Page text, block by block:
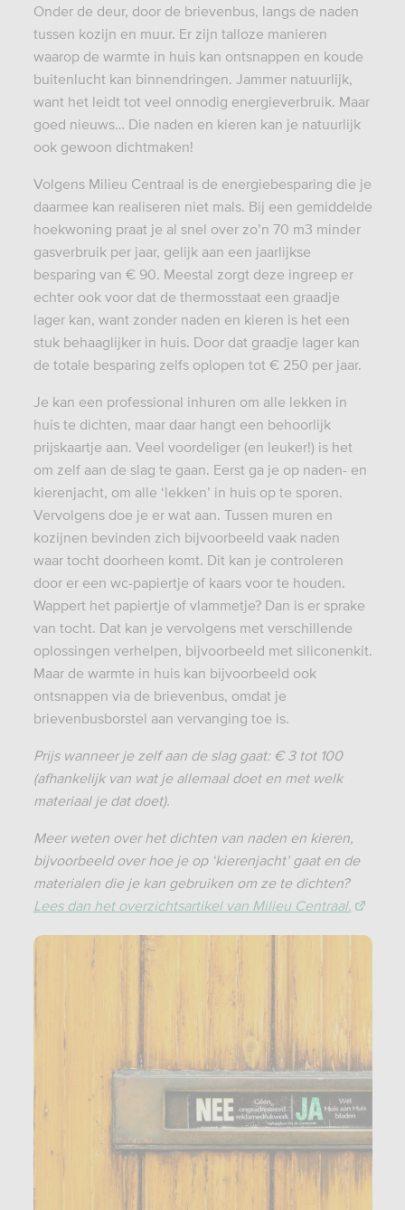
Onder de deur, door de brievenbus, langs de naden
tussen kozijn en muur. Er zijn talloze manieren
waarop de warmte in huis kan ontsnappen en koude
buitenlucht kan binnendringen. Jammer natuurlijk,
want het leidt tot veel onnodig energieverbruik. Maar
goed nieuws… Die naden en kieren kan je natuurlijk
ook gewoon dichtmaken!
Volgens Milieu Centraal is de energiebesparing die je
daarmee kan realiseren niet mals. Bij een gemiddelde
hoekwoning praat je al snel over zo’n 70 m3 minder
gasverbruik per jaar, gelijk aan een jaarlijkse
besparing van € 90. Meestal zorgt deze ingreep er
echter ook voor dat de thermosstaat een graadje
lager kan, want zonder naden en kieren is het een
stuk behaaglijker in huis. Door dat graadje lager kan
de totale besparing zelfs oplopen tot € 250 per jaar.
Je kan een professional inhuren om alle lekken in
huis te dichten, maar daar hangt een behoorlijk
prijskaartje aan. Veel voordeliger (en leuker!) is het
om zelf aan de slag te gaan. Eerst ga je op naden- en
kierenjacht, om alle ‘lekken’ in huis op te sporen.
Vervolgens doe je er wat aan. Tussen muren en
kozijnen bevinden zich bijvoorbeeld vaak naden
waar tocht doorheen komt. Dit kan je controleren
door er een wc-papiertje of kaars voor te houden.
Wappert het papiertje of vlammetje? Dan is er sprake
van tocht. Dat kan je vervolgens met verschillende
oplossingen verhelpen, bijvoorbeeld met siliconenkit.
Maar de warmte in huis kan bijvoorbeeld ook
ontsnappen via de brievenbus, omdat je
brievenbusborstel aan vervanging toe is.
Prijs wanneer je zelf aan de slag gaat: € 3 tot 100
(afhankelijk van wat je allemaal doet en met welk
materiaal je dat doet).
Meer weten over het dichten van naden en kieren,
bijvoorbeeld over hoe je op ‘kierenjacht’ gaat en de
materialen die je kan gebruiken om ze te dichten?
Lees dan het overzichtsartikel van Milieu Centraal.